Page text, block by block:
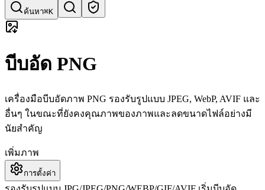
ค้นหา⌘K
ค้นหาด่วนสำหรับเครื่องมือ
บีบอัด PNG
เครื่องมือบีบอัดภาพ PNG รองรับรูปแบบ JPEG, WebP, AVIF และ
อื่นๆ ในขณะที่ยังคงคุณภาพของภาพและลดขนาดไฟล์อย่างมี
นัยสำคัญ
เพิ่มภาพ
การตั้งค่า